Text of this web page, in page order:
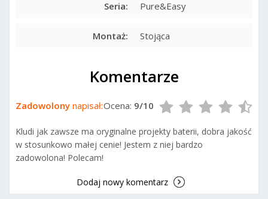
Seria: Pure&Easy
Montaż: Stojąca
Komentarze
Zadowolony napisał:Ocena: 9/10
Kludi jak zawsze ma oryginalne projekty baterii, dobra jakość
w stosunkowo małej cenie! Jestem z niej bardzo
zadowolona! Polecam!
Dodaj nowy komentarz